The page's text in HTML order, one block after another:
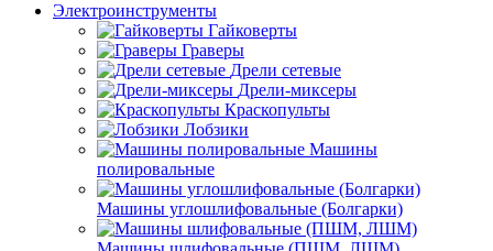
Электроинструменты
Гайковерты
Граверы
Дрели сетевые
Дрели-миксеры
Краскопульты
Лобзики
Машины
полировальные
Машины углошлифовальные (Болгарки)